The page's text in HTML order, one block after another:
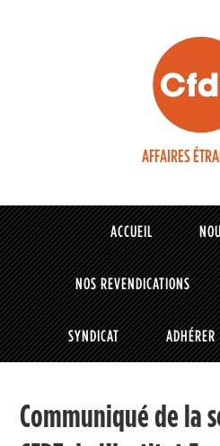
AFFAIRES
ACCUEIL
NOS REVENDICATIONS
SYNDICAT ADHÉRER
Communiqué de la